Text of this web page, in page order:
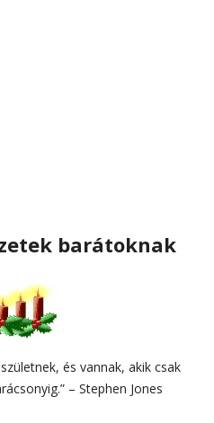
barátoknak
és vannak, akik csak
– Stephen Jones